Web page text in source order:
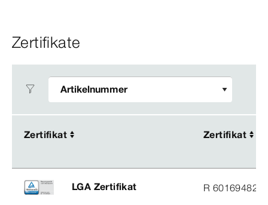
Zertifikate
Zertifikat Zertifikat
Zertifikat Zertifikat
LGA Zertifikat R 60169482